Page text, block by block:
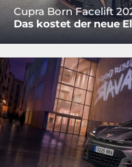
Cupra Born Facelift
Das kostet der neue